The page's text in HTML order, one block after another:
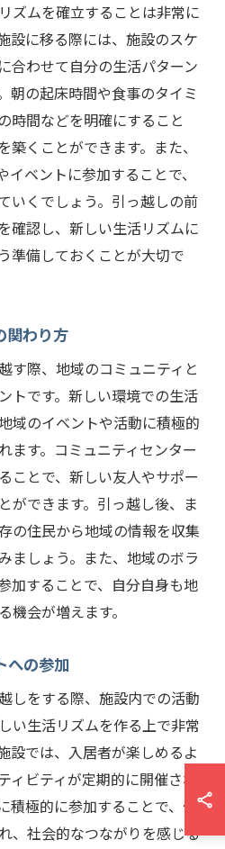
ズムを確立することは非常に
設に移る際には、施設のスケ
合わせて自分の生活パターン
朝の起床時間や食事のタイミ
時間などを明確にすること
くことができます。また、
ベントに参加することで、
いくでしょう。引っ越しの前
確認し、新しい生活リズムに
準備しておくことが大切で
関わり方
す際、地域のコミュニティと
トです。新しい環境での生活
域のイベントや活動に積極的
ます。コミュニティセンター
ことで、新しい友人やサポー
ができます。引っ越し後、ま
の住民から地域の情報を収集
ましょう。また、地域のボラ
加することで、自分自身も地
会が増えます。
への参加
しをする際、施設内での活動
い生活リズムを作る上で非常
設では、入居者が楽しめるよ
ビティが定期的に開催され
極的に参加することで、他
、社会的なつながりを感じる